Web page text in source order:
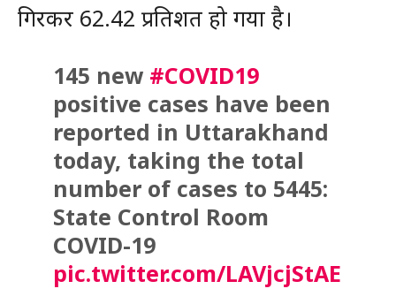
गिरकर 62.42 प्रतिशत हो गया है।
145 new #COVID19
positive cases have been
reported in Uttarakhand
today, taking the total
number of cases to 5445:
State Control Room
COVID-19
pic.twitter.com/LAVjcjStAE